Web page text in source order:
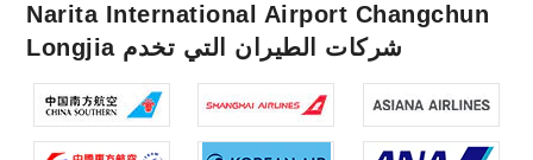
Narita International Airport Changchun
Longjia شركات الطيران التي تخدم